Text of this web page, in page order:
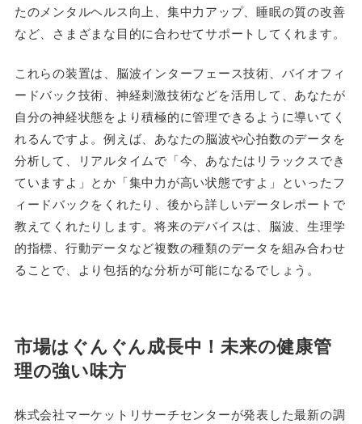
たのメンタルヘルス向上、集中力アップ、睡眠の質の改善
など、さまざまな目的に合わせてサポートしてくれます。
これらの装置は、脳波インターフェース技術、バイオフィ
ードバック技術、神経刺激技術などを活用して、あなたが
自分の神経状態をより積極的に管理できるように導いてく
れるんですよ。例えば、あなたの脳波や心拍数のデータを
分析して、リアルタイムで「今、あなたはリラックスでき
ていますよ」とか「集中力が高い状態ですよ」といったフ
ィードバックをくれたり、後から詳しいデータレポートで
教えてくれたりします。将来のデバイスは、脳波、生理学
的指標、行動データなど複数の種類のデータを組み合わせ
ることで、より包括的な分析が可能になるでしょう。
市場はぐんぐん成長中！未来の健康管
理の強い味方
株式会社マーケットリサーチセンターが発表した最新の調